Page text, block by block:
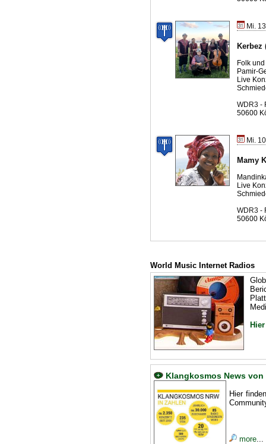
Mi.
Kerbez
Folk
Pamir-
Live
WDR3 -
50600
Mi.
Mamy
Live
WDR3 -
50600
World Music Internet Radios
Klangkosmos News
Hier
more